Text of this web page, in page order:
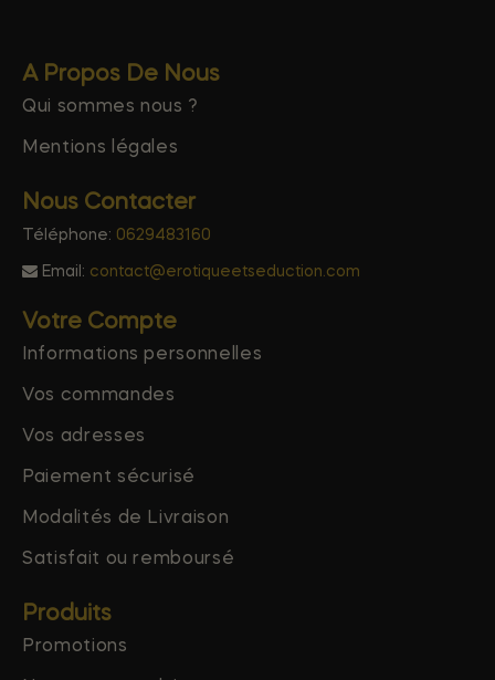
A Propos De Nous
Qui sommes nous ?
Mentions légales
Nous Contacter
Téléphone: 0629483160
Email: contact@erotiqueetseduction.com
Votre Compte
Informations personnelles
Vos commandes
Vos adresses
Paiement sécurisé
Modalités de Livraison
Satisfait ou remboursé
Produits
Promotions